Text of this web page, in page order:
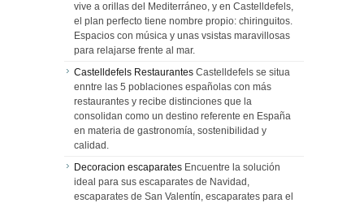
vive a orillas del Mediterráneo, y en Castelldefels,
el plan perfecto tiene nombre propio: chiringuitos.
Espacios con música y unas vsistas maravillosas
para relajarse frente al mar.
Castelldefels Restaurantes Castelldefels se situa
enntre las 5 poblaciones españolas con más
restaurantes y recibe distinciones que la
consolidan como un destino referente en España
en materia de gastronomía, sostenibilidad y
calidad.
Decoracion escaparates Encuentre la solución
ideal para sus escaparates de Navidad,
escaparates de San Valentín, escaparates para el